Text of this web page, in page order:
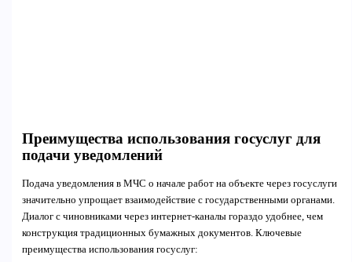
Преимущества использования госуслуг для
подачи уведомлений
Подача уведомления в МЧС о начале работ на объекте через госуслуги
значительно упрощает взаимодействие с государственными органами.
Диалог с чиновниками через интернет-каналы гораздо удобнее, чем
конструкция традиционных бумажных документов. Ключевые
преимущества использования госуслуг: